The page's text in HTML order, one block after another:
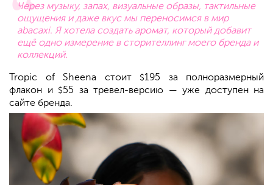
Через музыку, запах, визуальные образы, тактильные
ощущения и даже вкус мы переносимся в мир
abacaxi. Я хотела создать аромат, который добавит
ещё одно измерение в сторителлинг моего бренда и
коллекций.
Tropic of Sheena стоит $195 за полноразмерный
флакон и $55 за тревел-версию — уже доступен на
сайте бренда.